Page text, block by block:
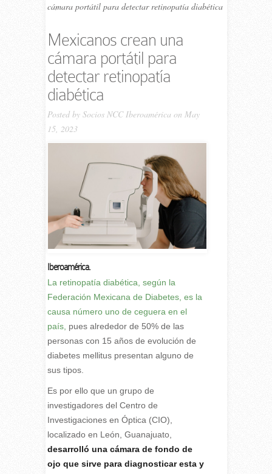
cámara portátil para detectar retinopatía diabética
Mexicanos crean una
cámara portátil para
detectar retinopatía
diabética
Posted by Socios NCC Iberoamérica on May
15, 2023
Iberoamérica.
La retinopatía diabética, según la
Federación Mexicana de Diabetes, es la
causa número uno de ceguera en el
país, pues alrededor de 50% de las
personas con 15 años de evolución de
diabetes mellitus presentan alguno de
sus tipos.
Es por ello que un grupo de
investigadores del Centro de
Investigaciones en Óptica (CIO),
localizado en León, Guanajuato,
desarrolló una cámara de fondo de
ojo que sirve para diagnosticar esta y